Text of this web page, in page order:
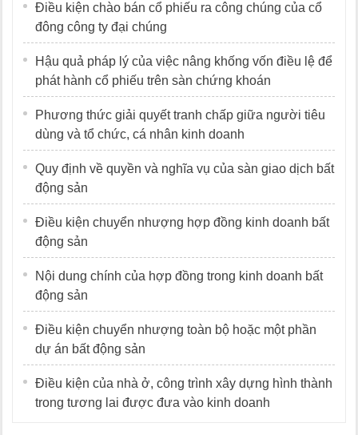
Điều kiện chào bán cổ phiếu ra công chúng của cổ
đông công ty đại chúng
Hậu quả pháp lý của việc nâng khống vốn điều lệ để
phát hành cổ phiếu trên sàn chứng khoán
Phương thức giải quyết tranh chấp giữa người tiêu
dùng và tổ chức, cá nhân kinh doanh
Quy định về quyền và nghĩa vụ của sàn giao dịch bất
động sản
Điều kiện chuyển nhượng hợp đồng kinh doanh bất
động sản
Nội dung chính của hợp đồng trong kinh doanh bất
động sản
Điều kiện chuyển nhượng toàn bộ hoặc một phần
dự án bất động sản
Điều kiện của nhà ở, công trình xây dựng hình thành
trong tương lai được đưa vào kinh doanh